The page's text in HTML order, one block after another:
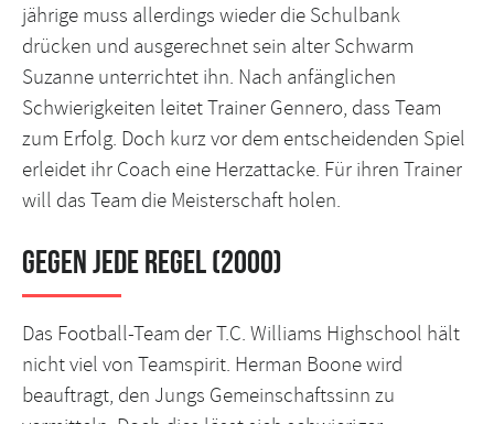
jährige muss allerdings wieder die Schulbank
drücken und ausgerechnet sein alter Schwarm
Suzanne unterrichtet ihn. Nach anfänglichen
Schwierigkeiten leitet Trainer Gennero, dass Team
zum Erfolg. Doch kurz vor dem entscheidenden Spiel
erleidet ihr Coach eine Herzattacke. Für ihren Trainer
will das Team die Meisterschaft holen.
Gegen jede Regel (2000)
Das Football-Team der T.C. Williams Highschool hält
nicht viel von Teamspirit. Herman Boone wird
beauftragt, den Jungs Gemeinschaftssinn zu